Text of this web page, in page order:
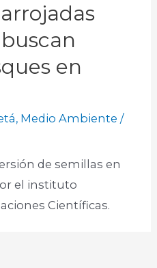
en
, Medio Ambiente /
de semillas en
el instituto
Científicas.